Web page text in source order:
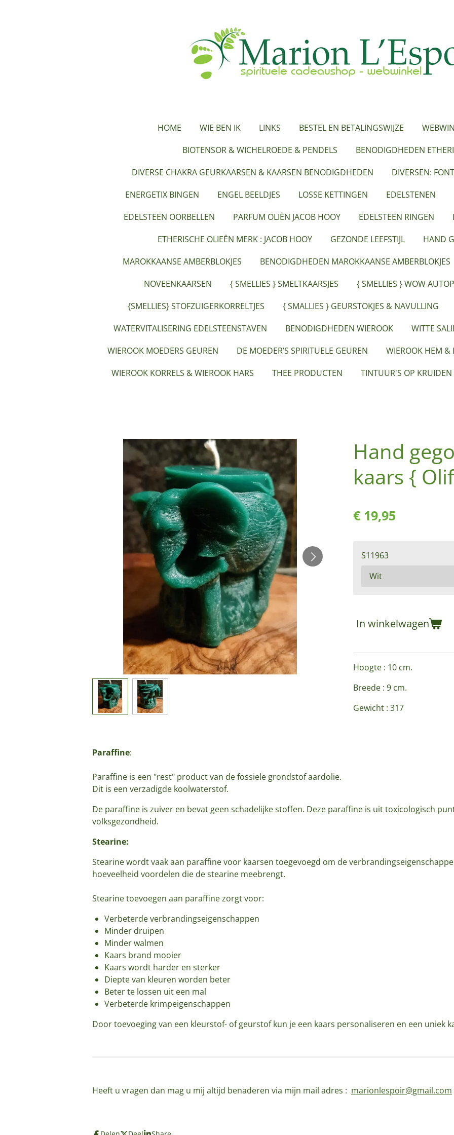
HOME WIE BEN IK LINKS BESTEL EN BETALINGSWIJZE
BIOTENSOR & WICHELROEDE & PENDELS
BENODIGDHEDEN
DIVERSE CHAKRA GEURKAARSEN & KAARSEN BENODIGDHEDEN
DIVERSEN:
ENERGETIX BINGEN
ENGEL BEELDJES LOSSE KETTINGEN EDELSTENEN
EDELSTEEN OORBELLEN
PARFUM OLIËN JACOB HOOY EDELSTEEN RINGEN
ETHERISCHE OLIEËN MERK : JACOB HOOY
GEZONDE LEEFSTIJL
HAND
MAROKKAANSE AMBERBLOKJES
BENODIGDHEDEN MAROKKAANSE AMBERBLOKJES
NOVEENKAARSEN
{ SMELLIES } SMELTKAARSJES
{ SMELLIES } WOW
{SMELLIES} STOFZUIGERKORRELTJES
{ SMALLIES } GEURSTOKJES & NAVULLING
WATERVITALISERING EDELSTEENSTAVEN
BENODIGDHEDEN WIEROOK
WITTE
WIEROOK MOEDERS GEUREN
DE MOEDER’S SPIRITUELE GEUREN WIEROOK HEM &
WIEROOK KORRELS & WIEROOK HARS
THEE PRODUCTEN TINTUUR'S OP
Hand
kaars {
€ 19,95
S11963
In winkelwagen
Hoogte : 10 cm.
Breede : 9 cm.
Gewicht : 317
Paraffine:
Paraffine is een "rest" product van de fossiele grondstof aardolie.
Dit is een verzadigde koolwaterstof.
De paraffine is zuiver en bevat geen schadelijke stoffen. Deze paraffine is uit toxicologisch
volksgezondheid.
Stearine:
Stearine wordt vaak aan paraffine voor kaarsen toegevoegd om de
hoeveelheid voordelen die de stearine meebrengt.
Stearine toevoegen aan paraffine zorgt voor:
Verbeterde verbrandingseigenschappen
Minder druipen
Minder walmen
Kaars brand mooier
Kaars wordt harder en sterker
Diepte van kleuren worden beter
Beter te lossen uit een mal
Verbeterde krimpeigenschappen
Door toevoeging van een kleurstof- of geurstof kun je een kaars personaliseren en een uniek
Heeft u vragen dan mag u mij altijd benaderen via mijn mail adres : marionlespoir@gmail.com